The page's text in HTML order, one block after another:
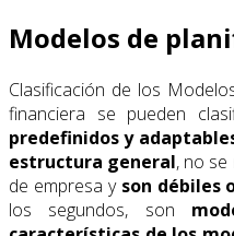
Modelos de
Clasificación de los
financiera se pueden
predefinidos y
estructura general, no
de empresa y son débiles
los segundos, son